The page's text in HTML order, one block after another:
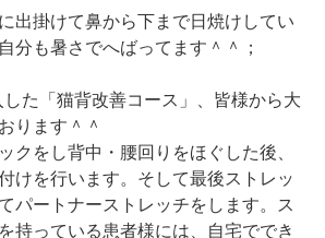
出掛けて鼻から下まで日焼けしてい
分も暑さでへばってます＾＾；
た「猫背改善コース」、皆様から大
ります＾＾
クをし背中・腰回りをほぐした後、
けを行います。そして最後ストレッ
パートナーストレッチをします。ス
持っている患者様には、自宅ででき